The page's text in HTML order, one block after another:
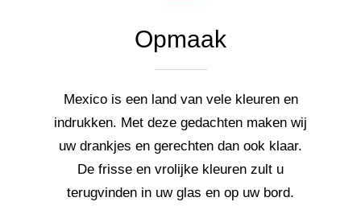
Opmaak
Mexico is een land van vele kleuren en
indrukken. Met deze gedachten maken wij
uw drankjes en gerechten dan ook klaar.
De frisse en vrolijke kleuren zult u
terugvinden in uw glas en op uw bord.